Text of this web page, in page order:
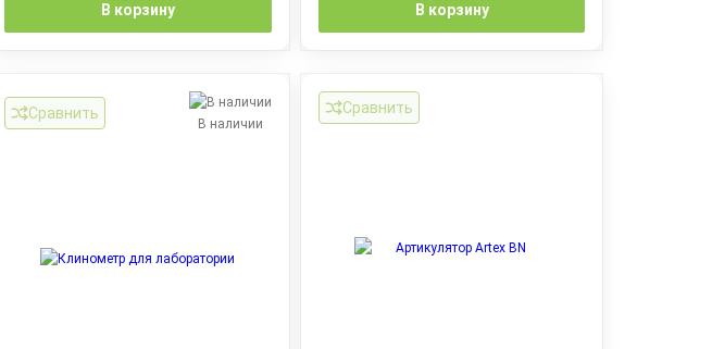
В корзину В корзину
Сравнить
В наличии
Сравнить